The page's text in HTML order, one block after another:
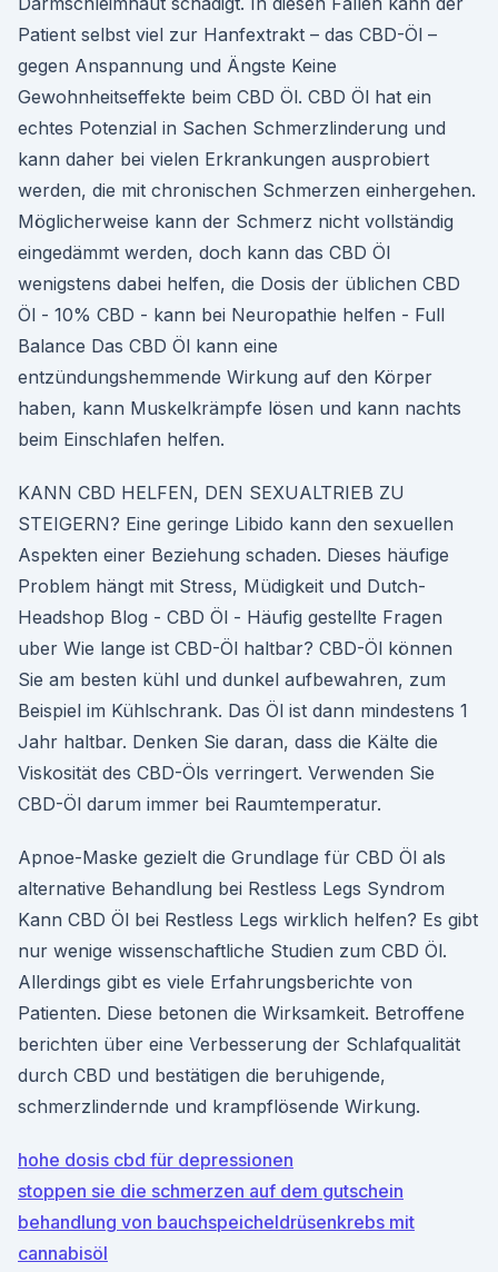
Patient selbst viel zur Hanfextrakt – das CBD-Öl –
gegen Anspannung und Ängste Keine
Gewohnheitseffekte beim CBD Öl. CBD Öl hat ein
echtes Potenzial in Sachen Schmerzlinderung und
kann daher bei vielen Erkrankungen ausprobiert
werden, die mit chronischen Schmerzen einhergehen.
Möglicherweise kann der Schmerz nicht vollständig
eingedämmt werden, doch kann das CBD Öl
wenigstens dabei helfen, die Dosis der üblichen CBD
Öl - 10% CBD - kann bei Neuropathie helfen - Full
Balance Das CBD Öl kann eine
entzündungshemmende Wirkung auf den Körper
haben, kann Muskelkrämpfe lösen und kann nachts
beim Einschlafen helfen.
KANN CBD HELFEN, DEN SEXUALTRIEB ZU
STEIGERN? Eine geringe Libido kann den sexuellen
Aspekten einer Beziehung schaden. Dieses häufige
Problem hängt mit Stress, Müdigkeit und Dutch-
Headshop Blog - CBD Öl - Häufig gestellte Fragen
uber Wie lange ist CBD-Öl haltbar? CBD-Öl können
Sie am besten kühl und dunkel aufbewahren, zum
Beispiel im Kühlschrank. Das Öl ist dann mindestens 1
Jahr haltbar. Denken Sie daran, dass die Kälte die
Viskosität des CBD-Öls verringert. Verwenden Sie
CBD-Öl darum immer bei Raumtemperatur.
Apnoe-Maske gezielt die Grundlage für CBD Öl als
alternative Behandlung bei Restless Legs Syndrom
Kann CBD Öl bei Restless Legs wirklich helfen? Es gibt
nur wenige wissenschaftliche Studien zum CBD Öl.
Allerdings gibt es viele Erfahrungsberichte von
Patienten. Diese betonen die Wirksamkeit. Betroffene
berichten über eine Verbesserung der Schlafqualität
durch CBD und bestätigen die beruhigende,
schmerzlindernde und krampflösende Wirkung.
hohe dosis cbd für depressionen
stoppen sie die schmerzen auf dem gutschein
behandlung von bauchspeicheldrüsenkrebs mit
cannabisöl